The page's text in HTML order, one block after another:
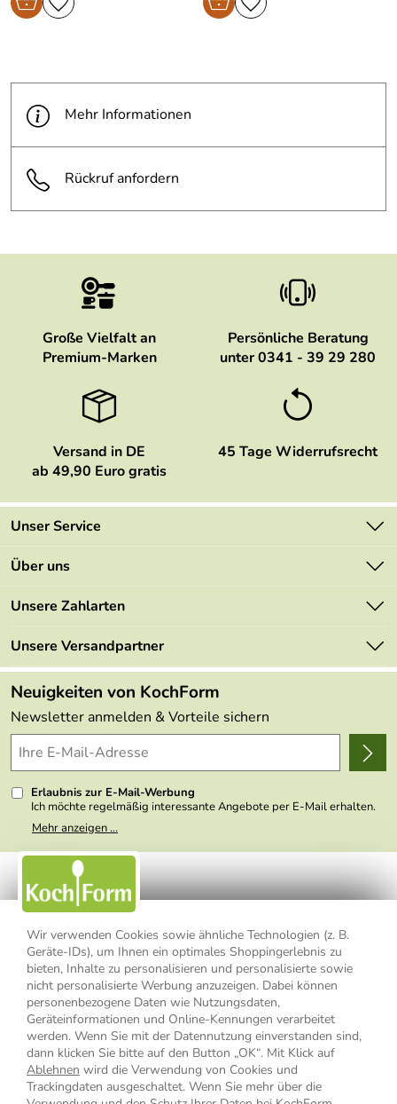
Wir verwenden Cookies sowie ähnliche Technologien (z. B.
Geräte-IDs), um Ihnen ein optimales Shoppingerlebnis zu
bieten, Inhalte zu personalisieren und personalisierte sowie
nicht personalisierte Werbung anzuzeigen. Dabei können
personenbezogene Daten wie Nutzungsdaten,
Geräteinformationen und Online-Kennungen verarbeitet
werden. Wenn Sie mit der Datennutzung einverstanden sind,
dann klicken Sie bitte auf den Button „OK“. Mit Klick auf
Ablehnen wird die Verwendung von Cookies und
Trackingdaten ausgeschaltet. Wenn Sie mehr über die
Mehr Informationen
Rückruf anfordern
Große Vielfalt an
Premium-Marken
Persönliche Beratung
unter 0341 - 39 29 280
Versand in DE
ab 49,90 Euro gratis
45 Tage Widerrufsrecht
Unser Service
Kontakt
Mehrwertsteuerfrei
Retourenportal
FAQs
Lieferbedingungen
Delivery Terms
Kundenlogin
Über uns
Marken
Angebote
Made in Germany
Themen
Wir über uns
Presse
Unsere Zahlarten
Unsere Versandpartner
Neuigkeiten von KochForm
Newsletter anmelden & Vorteile sichern
Erlaubnis zur E-Mail-Werbung
Ich möchte regelmäßig interessante Angebote per E-Mail erhalten.
Meine E-Mail-Adresse wird nicht an andere Unternehmen
weitergegeben. Zu statistischen Zwecken wird in anonymer Form
nicht erkennbar, welche konkrete Person geklickt hat. Diese
Einwilligung zur Nutzung meiner E-Mail- Adresse für Werbezwecke
kann ich jederzeit mit Wirkung für die Zukunft widerrufen, indem ich
den Link "Abmelden" am Ende des Newsletters anklicke oder die
Option Newsletter im Mitgliederbereich deaktiviere. Die
Datenschutzerklärung
habe ich zur Kenntnis genommen.
Mehr anzeigen ...
Impressum Datenschutzerklärung
AGB
Widerrufsbelehrung
Widerrufsformular
Vertrag widerrufen